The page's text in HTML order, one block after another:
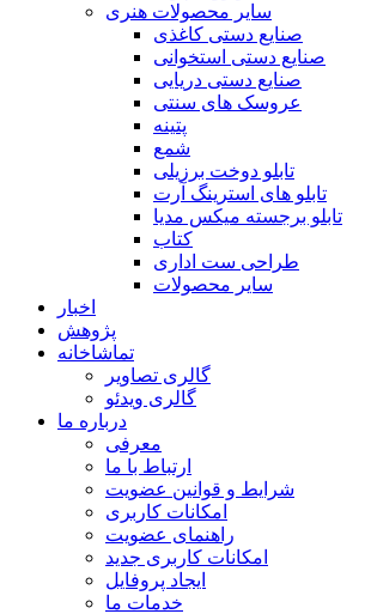
سایر محصولات هنری
صنایع دستی کاغذی
صنایع دستی استخوانی
صنایع دستی دریایی
عروسک های سنتی
پتینه
شمع
تابلو دوخت برزیلی
تابلو های استرینگ آرت
تابلو برجسته میکس مدیا
کتاب
طراحی ست اداری
سایر محصولات
اخبار
پژوهش
تماشاخانه
گالری تصاویر
گالری ویدئو
درباره ما
معرفی
ارتباط با ما
شرایط و قوانین عضویت
امکانات کاربری
راهنمای عضویت
امکانات کاربری جدید
ایجاد پروفایل
خدمات ما